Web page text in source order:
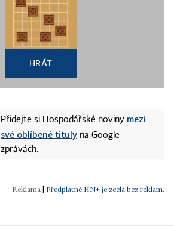
HRÁT
Přidejte si Hospodářské noviny mezi
své oblíbené tituly na Google
zprávách.
Předplatné HN+ je zcela bez reklam.